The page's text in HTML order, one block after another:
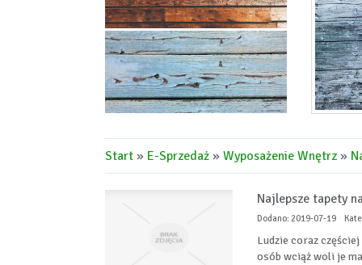
Start » E-Sprzedaż » Wyposażenie Wnętrz »
Najlepsze tapety
Dodano: 2019-07-19
Ludzie coraz
osób wciąż woli je